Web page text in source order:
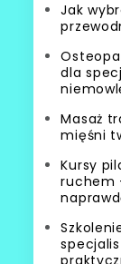
Jak
dla
Masaż
mięśni
Kursy
ruchem